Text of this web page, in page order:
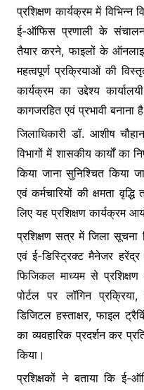
प्रशिक्षण कार्यक्रम में विभिन्न
ई-ऑफिस प्रणाली के
तैयार करने, फाइलों के
महत्वपूर्ण प्रक्रियाओं की
कार्यक्रम का उद्देश्य
कागजरहित एवं प्रभावी बनाना
जिलाधिकारी डॉ. आशीष
विभागों में शासकीय कार्यों का
किया जाना सुनिश्चित किया
एवं कर्मचारियों की क्षमता
लिए यह प्रशिक्षण कार्यक्रम
प्रशिक्षण सत्र में जिला सूचना
एवं ई-डिस्ट्रिक्ट मैनेजर हरेंद्र
फिजिकल माध्यम से
पोर्टल पर लॉगिन
डिजिटल हस्ताक्षर, फाइल
का व्यवहारिक प्रदर्शन कर
किया।
प्रशिक्षकों ने बताया कि ई-